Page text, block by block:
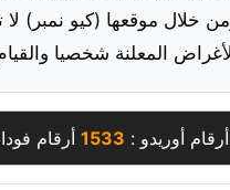
خلال موقعها (كيو نمبر)
أرقام أوريدو : 1533 أرقام